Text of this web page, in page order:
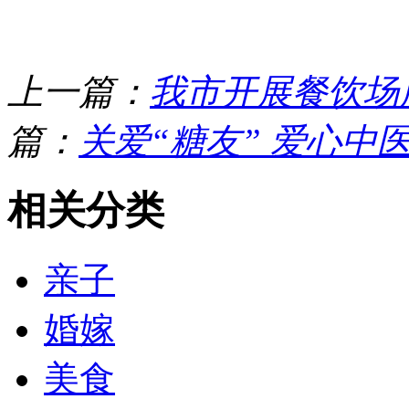
上一篇： 我市开展餐饮
篇： 关爱“糖友” 爱心中
相关分类
亲子
婚嫁
美食